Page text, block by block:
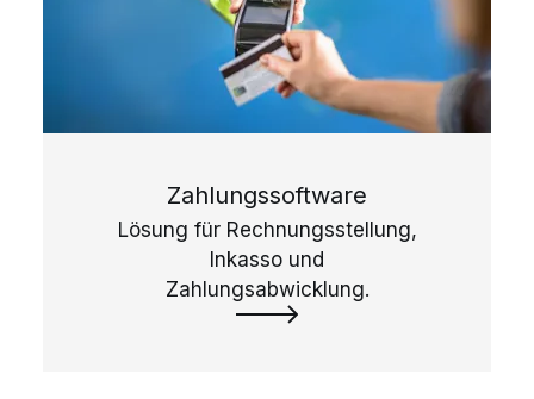
Zahlungssoftware
Lösung für Rechnungsstellung,
Inkasso und
Zahlungsabwicklung.